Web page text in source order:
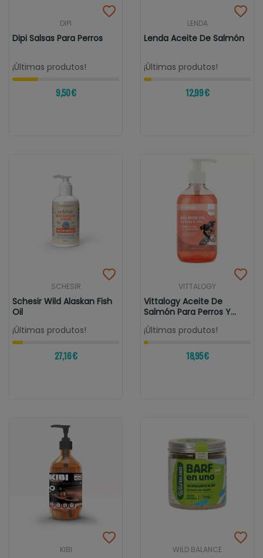
DIPI
Dipi Salsas Para Perros
¡Últimas produtos!
9,50 €
LENDA
Lenda Aceite De Salmón
¡Últimas produtos!
12,99 €
SCHESIR
Schesir Wild Alaskan Fish
Oil
¡Últimas produtos!
27,16 €
VITTALOGY
Vittalogy Aceite De
Salmón Para Perros Y
Gatos
¡Últimas produtos!
18,95 €
KIBI WILD BALANCE